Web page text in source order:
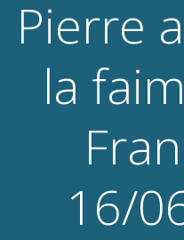
Pierre
la
16/